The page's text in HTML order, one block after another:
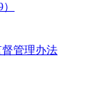
管理办法